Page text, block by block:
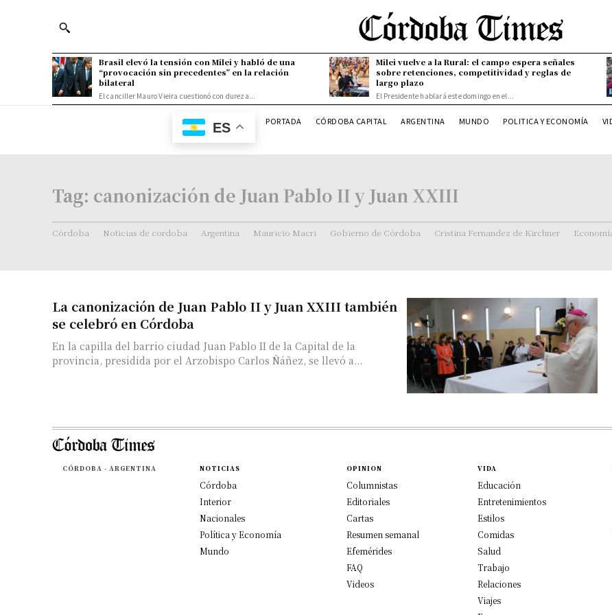
Brasil elevó la tensión con Milei y habló de una
“provocación sin precedentes” en la relación
bilateral
El canciller Mauro Vieira cuestionó con dureza...
Milei vuelve a la Rural: el campo espera señales
sobre retenciones, competitividad y reglas de
largo plazo
El Presidente hablará este domingo en el...
ES PORTADA CÓRDOBA CAPITAL ARGENTINA MUNDO POLITICA Y ECONOMÍA
Tag: canonización de Juan Pablo II y Juan XXIII
Córdoba Noticias de cordoba Argentina Mauricio Macri Gobierno de Córdoba Cristina Fernandez de Kirchner
La canonización de Juan Pablo II y Juan XXIII también
se celebró en Córdoba
En la capilla del barrio ciudad Juan Pablo II de la Capital de la
provincia, presidida por el Arzobispo Carlos Ñáñez, se llevó a...
CÓRDOBA - ARGENTINA NOTICIAS
Córdoba
Interior
Nacionales
Política y Economía
Mundo
OPINION
Columnistas
Editoriales
Cartas
Resumen semanal
Efemérides
FAQ
Videos
VIDA
Educación
Entretenimientos
Estilos
Comidas
Salud
Trabajo
Relaciones
Viajes